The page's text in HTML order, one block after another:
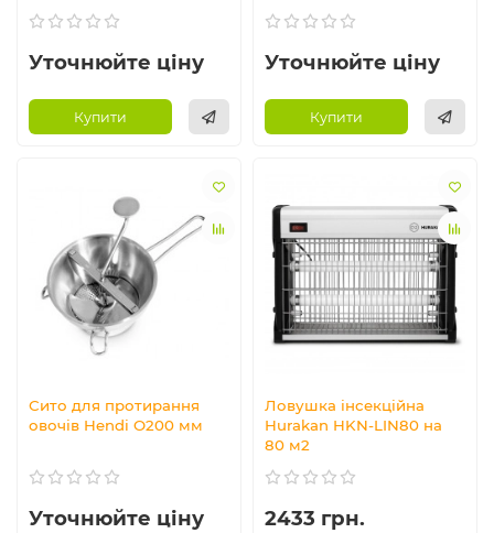
Уточнюйте ціну
Купити
Уточнюйте ціну
Купити
Сито для протирання
овочів Hendi O200 мм
Уточнюйте ціну
Ловушка інсекційна
Hurakan HKN-LIN80 на
80 м2
2433 грн.